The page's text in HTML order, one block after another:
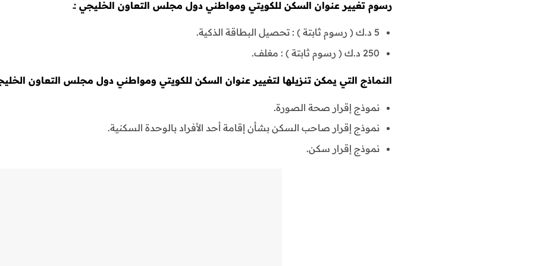
رسوم تغيير عنوان السكن للكويتي ومواطني دول مجلس التعاون الخليجي :ـ
5 د.ك ( رسوم ثابتة ) : تحصيل البطاقة الذكية.
250 د.ك ( رسوم ثابتة ) : مغلف.
النماذج التي يمكن تنزيلها لتغيير عنوان السكن للكويتي ومواطني دول مجلس التعاون
نموذج إقرار صحة الصورة.
نموذج إقرار صاحب السكن بشأن إقامة أحد الأفراد بالوحدة السكنية.
نموذج إقرار سكن.